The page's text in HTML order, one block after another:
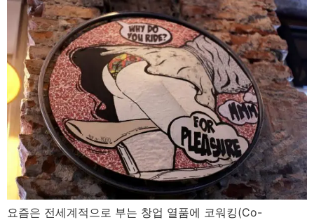
요즘은 전세계적으로 부는 창업 열품에 코워킹(Co-